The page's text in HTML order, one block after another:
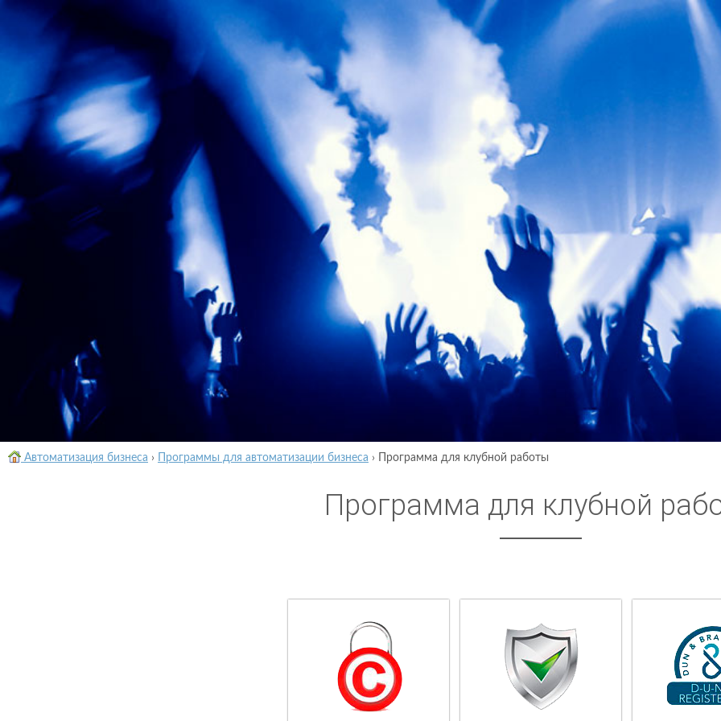
Автоматизация бизнеса › Программы для автоматизации бизнеса › Программа для клубной работы
Программа для клубной